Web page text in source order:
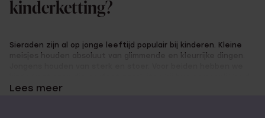
kinderketting?
Sieraden zijn al op jonge leeftijd populair bij kinderen. Kleine
Een ketting is meer dan alleen een accessoire; het biedt
Lees meer